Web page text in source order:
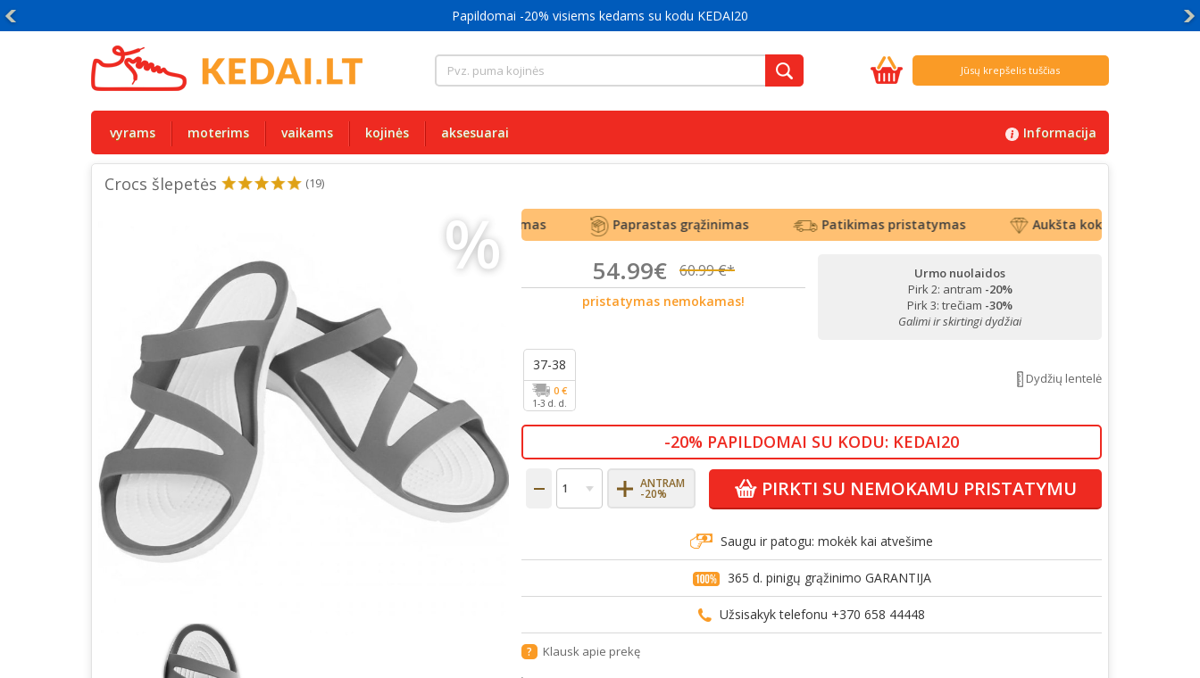
Tik originalūs® ir kokybiški kedai
Jūsų krepšelis tuščias
vyrams moterims vaikams kojinės aksesuarai Informacija
Crocs šlepetės (19)
%
Draugiškas aptarnavimas Paprastas grąžinimas Patikimas pristatymas Aukšta kokybė
54.99€ 60.99 €*
pristatymas nemokamas!
Urmo nuolaidos
Pirk 2: antram -20%
Pirk 3: trečiam -30%
Galimi ir skirtingi dydžiai
Dydžių lentelė
37-38
0 €
1-3 d. d.
-20% PAPILDOMAI SU KODU: KEDAI20
ANTRAM
-20% PIRKTI SU NEMOKAMU PRISTATYMU
Saugu ir patogu: mokėk kai atvešime
365 d. pinigų grąžinimo GARANTIJA
Užsisakyk telefonu +370 658 44448
? Klausk apie prekę